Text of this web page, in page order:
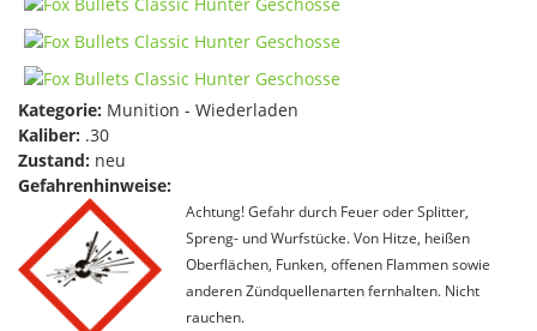
Kategorie: Munition - Wiederladen
Kaliber: .30
Zustand: neu
Gefahrenhinweise:
Achtung! Gefahr durch Feuer oder Splitter,
Spreng- und Wurfstücke. Von Hitze, heißen
Oberflächen, Funken, offenen Flammen sowie
anderen Zündquellenarten fernhalten. Nicht
rauchen.